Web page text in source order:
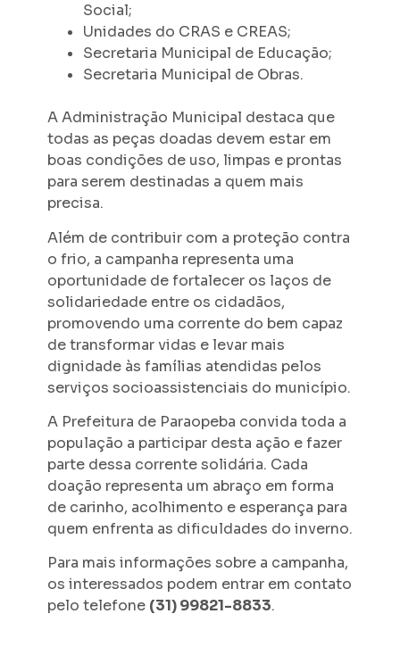
Social;
Unidades do CRAS e CREAS;
Secretaria Municipal de Educação;
Secretaria Municipal de Obras.
A Administração Municipal destaca que
todas as peças doadas devem estar em
boas condições de uso, limpas e prontas
para serem destinadas a quem mais
precisa.
Além de contribuir com a proteção contra
o frio, a campanha representa uma
oportunidade de fortalecer os laços de
solidariedade entre os cidadãos,
promovendo uma corrente do bem capaz
de transformar vidas e levar mais
dignidade às famílias atendidas pelos
serviços socioassistenciais do município.
A Prefeitura de Paraopeba convida toda a
população a participar desta ação e fazer
parte dessa corrente solidária. Cada
doação representa um abraço em forma
de carinho, acolhimento e esperança para
quem enfrenta as dificuldades do inverno.
Para mais informações sobre a campanha,
os interessados podem entrar em contato
pelo telefone (31) 99821-8833.